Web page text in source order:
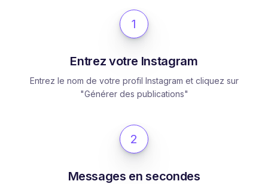
1
Entrez votre Instagram
Entrez le nom de votre profil Instagram et cliquez sur
"Générer des publications"
2
Messages en secondes